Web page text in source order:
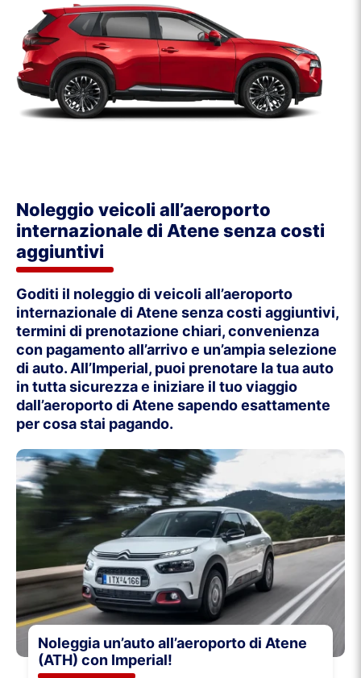
Noleggio veicoli all’aeroporto
internazionale di Atene senza costi
aggiuntivi
Goditi il noleggio di veicoli all’aeroporto
internazionale di Atene senza costi aggiuntivi,
termini di prenotazione chiari, convenienza
con pagamento all’arrivo e un’ampia selezione
di auto. All’Imperial, puoi prenotare la tua auto
in tutta sicurezza e iniziare il tuo viaggio
dall’aeroporto di Atene sapendo esattamente
per cosa stai pagando.
Noleggia un’auto all’aeroporto di Atene
(ATH) con Imperial!